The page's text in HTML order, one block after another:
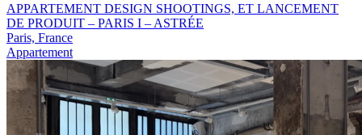
APPARTEMENT DESIGN SHOOTINGS, ET LANCEMENT
DE PRODUIT – PARIS I – ASTRÉE
Paris, France
Appartement